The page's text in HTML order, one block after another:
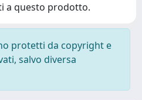
a questo prodotto.
protetti da copyright e
salvo diversa